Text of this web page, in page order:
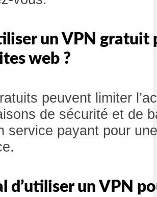
un VPN gratuit
web ?
peuvent limiter
de sécurité et de
service payant pour
d’utiliser un VPN